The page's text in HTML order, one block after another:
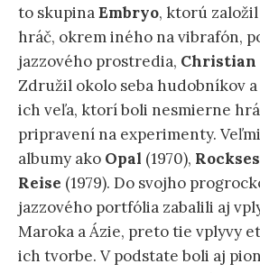
to skupinaEmbryo, ktorú
hráč, okrem iného na vibrafón,
jazzového prostredia, Christian
Združil okolo seba hudobníkov
ich veľa, ktorí boli nesmierne
pripravení na experimenty.
albumy ako Opal (1970),
Reise (1979). Do svojho
jazzového portfólia zabalili aj
Maroka a Ázie, preto tie vplyvy
ich tvorbe. V podstate boli aj